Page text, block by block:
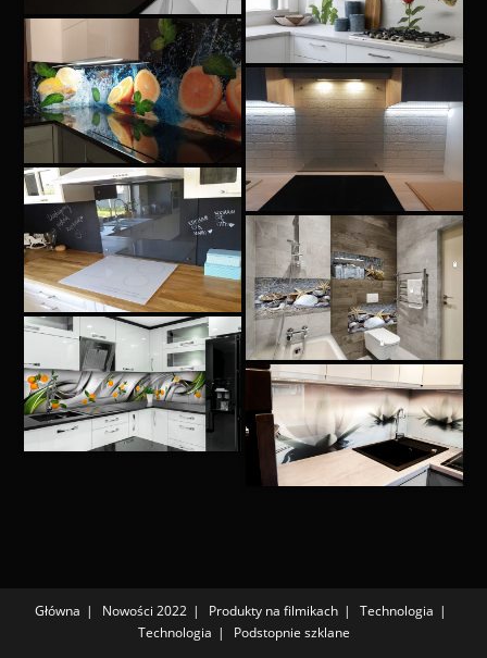
Główna Nowości 2022 Produkty na filmikach
Technologia
Technologia
Podstopnie szklane